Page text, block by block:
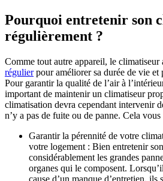
Pourquoi entretenir son
régulièrement ?
Comme tout autre appareil, le climatiseur
régulierpour améliorer sa durée de vie et
Pour garantir la qualité de l’air à
important de maintenir un climatiseur
climatisation devra cependant intervenir
n’y a pas de fuite ou de panne. Cela
Garantir la pérennité de votre
votre logement : Bien entretenir
considérablement les grandes
organes qui le composent.
cause d’un manque d’entretien, ils